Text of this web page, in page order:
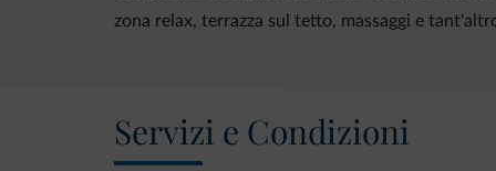
zona relax, terrazza sul tetto, massaggi e
Servizi e Condizioni